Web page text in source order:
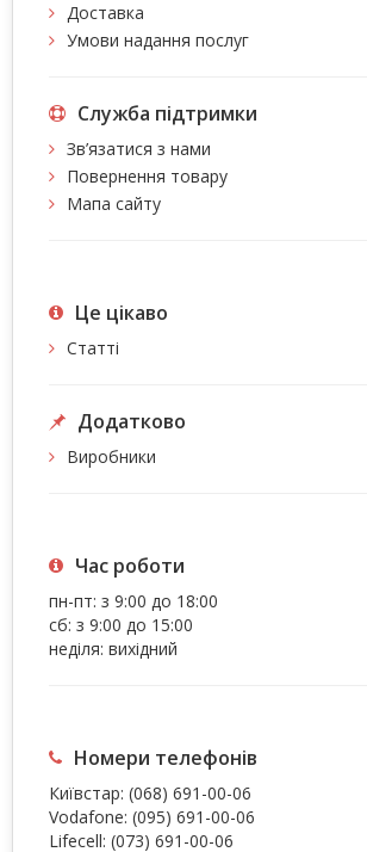
Доставка
Умови надання послуг
Служба підтримки
Зв’язатися з нами
Повернення товару
Мапа сайту
Це цiкаво
Статті
Додатково
Виробники
Час роботи
пн-пт: з 9:00 до 18:00
сб: з 9:00 до 15:00
неділя: вихідний
Номери телефонів
Київстар: (068) 691-00-06
Vodafone: (095) 691-00-06
Lifecell: (073) 691-00-06